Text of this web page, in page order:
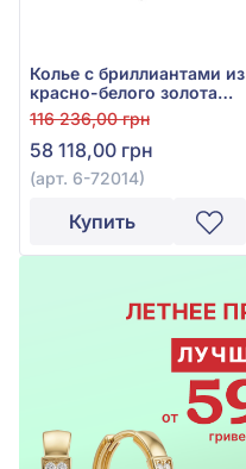
Колье с бриллиантами из
красно-белого золота
585° с бриллиантом
0,16ct, арт. 6-72014
116 236,00 грн
58 118,00 грн
(арт. 6-72014)
Купить